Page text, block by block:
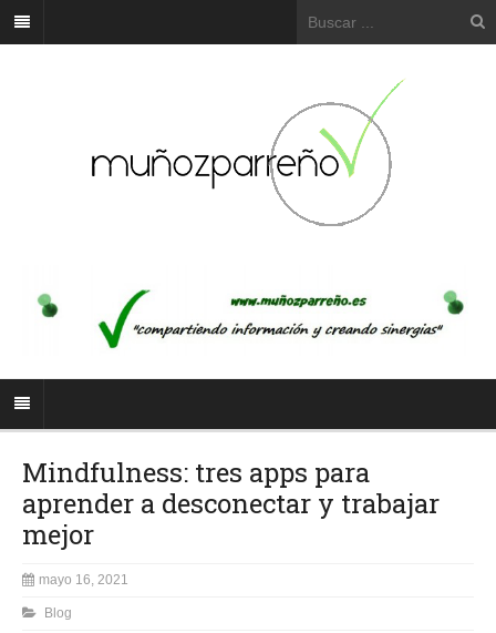
Mindfulness: tres apps para
aprender a desconectar y trabajar
mejor
mayo 16, 2021
Blog